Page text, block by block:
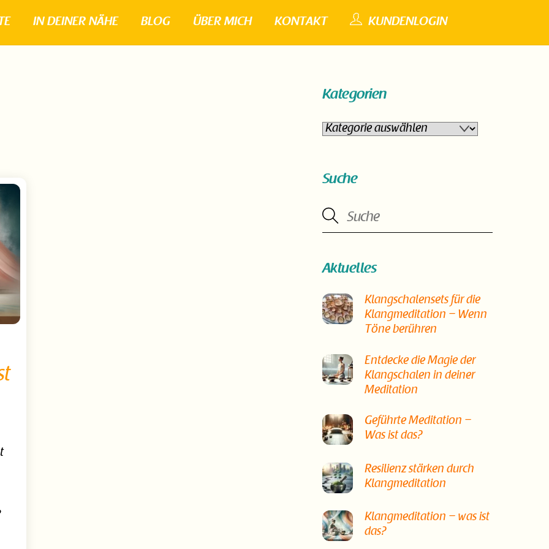
IN DEINER NÄHE BLOG ÜBER MICH KONTAKT KUNDENLOGIN
Kategorien
Kategorien
Suche
Aktuelles
Klangschalensets für die
Klangmeditation – Wenn
Töne berühren
Entdecke die Magie der
Klangschalen in deiner
Meditation
Geführte Meditation –
Was ist das?
Resilienz stärken durch
Klangmeditation
Klangmeditation – was ist
das?